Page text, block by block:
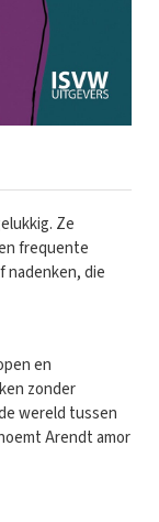
Ze
frequente
nadenken, die
en
zonder
wereld tussen
Arendt amor